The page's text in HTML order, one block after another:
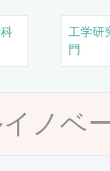
工学研
門
ノベ